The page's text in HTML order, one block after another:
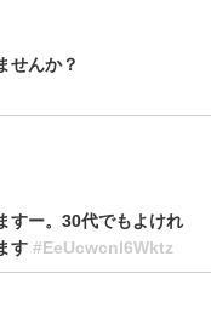
せんか？
すー。30代でもよけれ
す #EeUcwcnl6Wktz